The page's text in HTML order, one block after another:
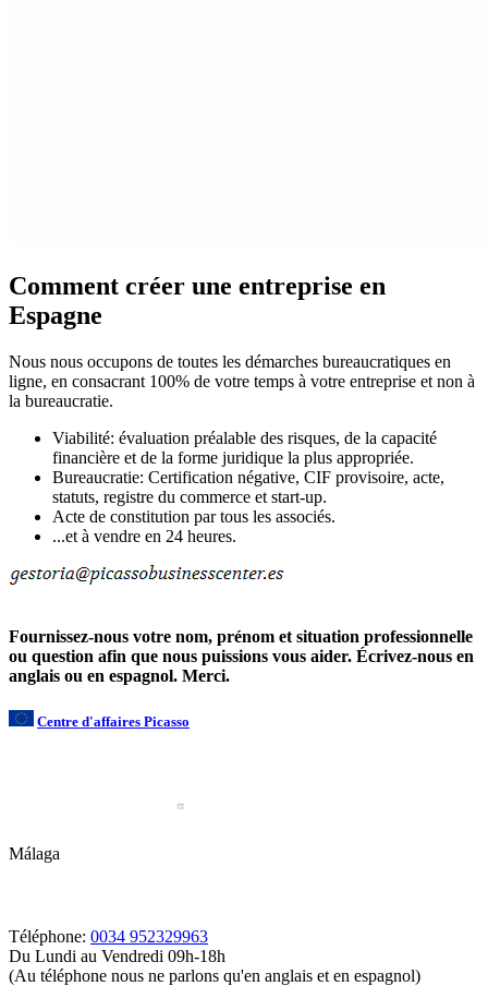
Comment créer une entreprise en
Espagne
Nous nous occupons de toutes les démarches bureaucratiques en
ligne, en consacrant 100% de votre temps à votre entreprise et non à
la bureaucratie.
Viabilité: évaluation préalable des risques, de la capacité
financière et de la forme juridique la plus appropriée.
Bureaucratie: Certification négative, CIF provisoire, acte,
statuts, registre du commerce et start-up.
Acte de constitution par tous les associés.
...et à vendre en 24 heures.
Fournissez-nous votre nom, prénom et situation professionnelle
ou question afin que nous puissions vous aider. Écrivez-nous en
anglais ou en espagnol. Merci.
Centre d'affaires Picasso
Málaga
Téléphone: 0034 952329963
Du Lundi au Vendredi 09h-18h
(Au téléphone nous ne parlons qu'en anglais et en espagnol)